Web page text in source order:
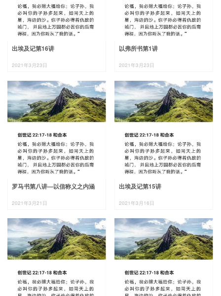
出埃及记第16讲
2021年3月23日
以弗所书第1讲
2021年3月23日
罗马书第八讲—以信称义之内涵
2021年3月21日
出埃及记第15讲
2021年3月16日